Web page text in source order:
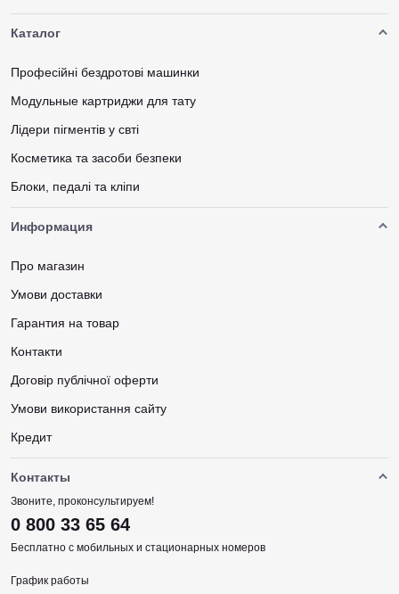
Каталог
Професійні бездротові машинки
Модульные картриджи для тату
Лідери пігментів у свті
Косметика та засоби безпеки
Блоки, педалі та кліпи
Информация
Про магазин
Умови доставки
Гарантия на товар
Контакти
Договір публічної оферти
Умови використання сайту
Кредит
Контакты
Звоните, проконсультируем!
0 800 33 65 64
Бесплатно с мобильных и стационарных номеров
График работы